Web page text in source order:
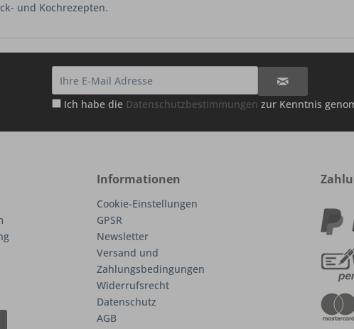
und Kochrezepten.
Ich habe die Datenschutzbestimmungen zur Kenntnis
Informationen
Cookie-Einstellungen
GPSR
Newsletter
Versand und
Zahlungsbedingungen
Widerrufsrecht
Datenschutz
AGB